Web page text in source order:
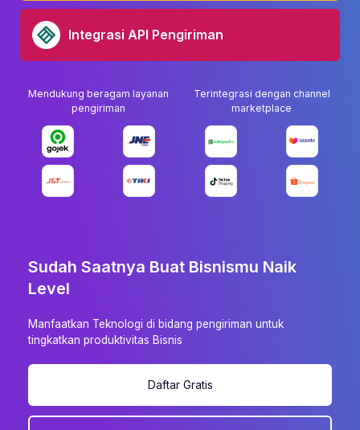
Integrasi API Pengiriman
Mendukung beragam layanan
pengiriman
Terintegrasi dengan channel
marketplace
Sudah Saatnya Buat Bisnismu Naik
Level
Manfaatkan Teknologi di bidang pengiriman untuk
tingkatkan produktivitas Bisnis
Daftar Gratis